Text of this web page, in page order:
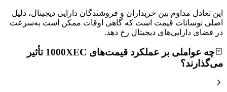
این تعادل مداوم بین خریداران و فروشندگان دارایی دیجیتال، دلیل
اصلی نوسانات قیمت است که گاهی اوقات ممکن است به‌سرعت
در فضای دارایی‌های دیجیتال رخ دهد.
چه عواملی بر عملکرد قیمت‌های 1000XEC تأثیر
می‌گذارند؟